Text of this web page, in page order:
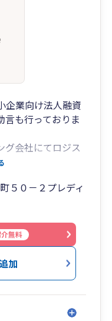
企業向け法人融資
言も行っておりま
グ会社にてロジス
ィングや4大監査
として中小企業や
務に従事しており
理業務や企業の
。
性がございます。
。
５０－２プレディ
無料
加